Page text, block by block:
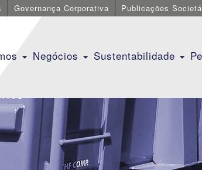
Governança Corporativa Publicações
Negócios Sustentabilidade